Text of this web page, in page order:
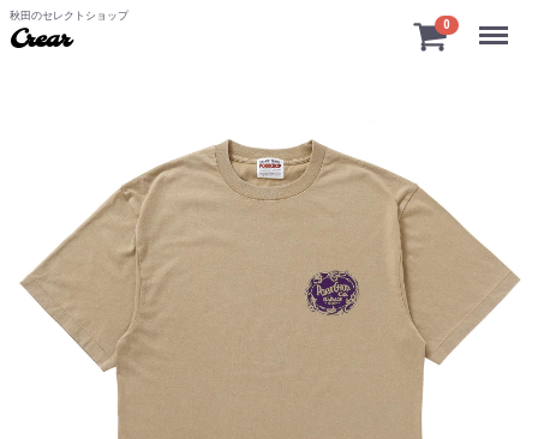
秋田のセレクトショップ
Crear
0 Menu